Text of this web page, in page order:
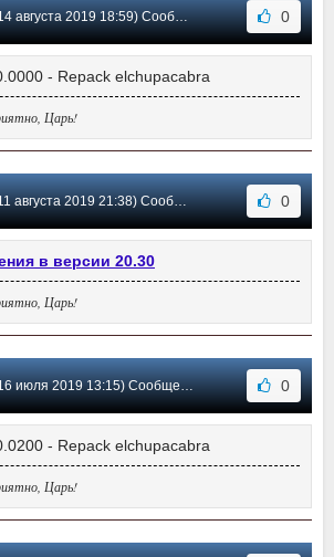
августа 2019 18:59) Сообщение #545 0
- Repack elchupacabra
Царь!
августа 2019 21:38) Сообщение #544 0
в версии 20.30
Царь!
июля 2019 13:15) Сообщение #543 0
- Repack elchupacabra
Царь!